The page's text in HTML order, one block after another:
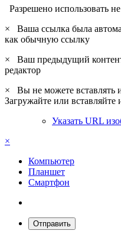
Разрешено использовать
×
Ваша ссылка была
как обычную ссылку
×
Ваш предыдущий
редактор
×
Вы не можете вставлять
Загружайте или вставляйте
Указать URL
×
Компьютер
Планшет
Смартфон
Отправить